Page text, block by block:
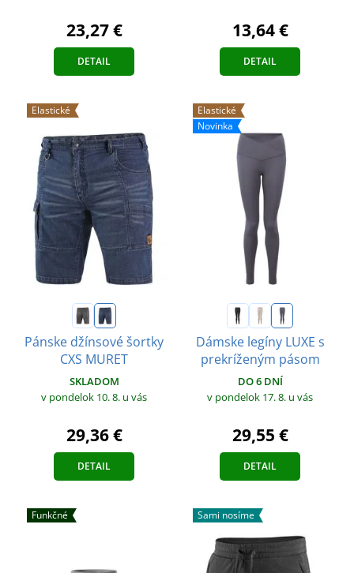
23,27 €
DETAIL
13,64 €
DETAIL
Elastické
Pánske džínsové šortky
CXS MURET
SKLADOM
v pondelok 10. 8. u vás
29,36 €
DETAIL
Elastické
Novinka
Dámske legíny LUXE s
prekríženým pásom
DO 6 DNÍ
v pondelok 17. 8. u vás
29,55 €
DETAIL
Funkčné Sami nosíme